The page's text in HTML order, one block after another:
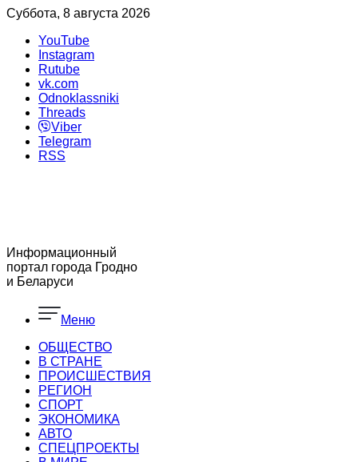
Суббота, 8 августа 2026
YouTube
Instagram
Rutube
vk.com
Odnoklassniki
Threads
Viber
Telegram
RSS
Информационный
портал города Гродно
и Беларуси
Меню
ОБЩЕСТВО
В СТРАНЕ
ПРОИСШЕСТВИЯ
РЕГИОН
CПОРТ
ЭКОНОМИКА
АВТО
СПЕЦПРОЕКТЫ